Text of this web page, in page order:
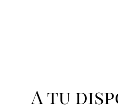
A tu